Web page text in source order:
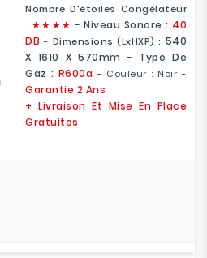
Nombre D'étoiles Congélateur
: ★★ ★★ - Niveau Sonore : 40
DB- Dimensions (LxHXP) : 540
X 1610 X 570mm - Type De
Gaz : R600a - Couleur : Noir -
Garantie 2 Ans
+ Livraison Et Mise En Place
Gratuites